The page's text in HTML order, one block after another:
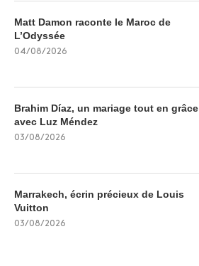
Matt Damon raconte le Maroc de
L’Odyssée
04/08/2026
Brahim Díaz, un mariage tout en grâce
avec Luz Méndez
03/08/2026
Marrakech, écrin précieux de Louis
Vuitton
03/08/2026